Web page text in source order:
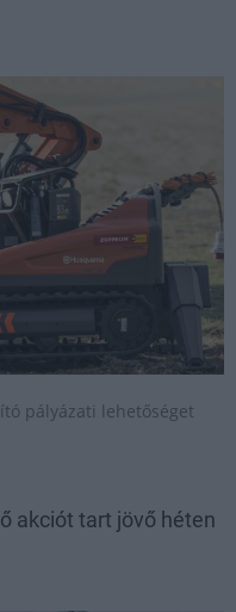
pályázati lehetőséget
akciót tart jövő héten